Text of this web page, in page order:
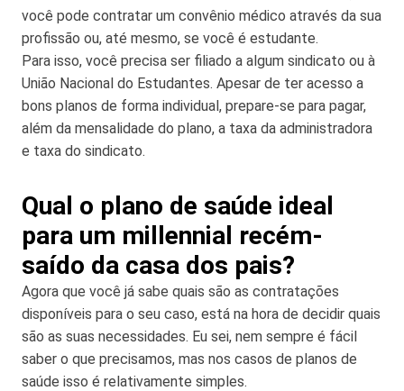
você pode contratar um convênio médico através da sua
profissão ou, até mesmo, se você é estudante.
Para isso, você precisa ser filiado a algum sindicato ou à
União Nacional do Estudantes. Apesar de ter acesso a
bons planos de forma individual, prepare-se para pagar,
além da mensalidade do plano, a taxa da administradora
e taxa do sindicato.
Qual o plano de saúde ideal
para um millennial recém-
saído da casa dos pais?
Agora que você já sabe quais são as contratações
disponíveis para o seu caso, está na hora de decidir quais
são as suas necessidades. Eu sei, nem sempre é fácil
saber o que precisamos, mas nos casos de planos de
saúde isso é relativamente simples.